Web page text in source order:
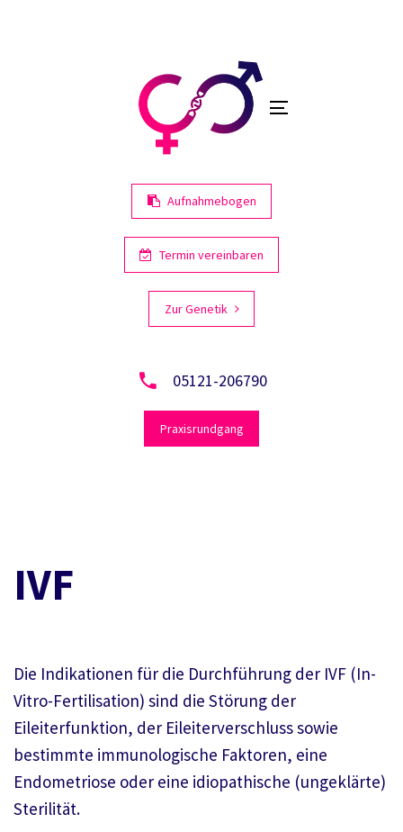
überspringen
Toggle
Aufnahmebogen
Termin vereinbaren
Zur Genetik
05121-206790
Praxisrundgang
IVF
Die Indikationen für die Durchführung der IVF (In-
Vitro-Fertilisation) sind die Störung der
Eileiterfunktion, der Eileiterverschluss sowie
bestimmte immunologische Faktoren, eine
Endometriose oder eine idiopathische (ungeklärte)
Sterilität.